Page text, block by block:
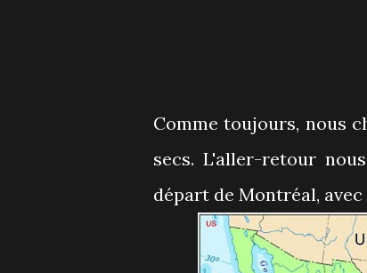
Comme toujours, nous
secs. L'aller-retour
départ de Montréal,